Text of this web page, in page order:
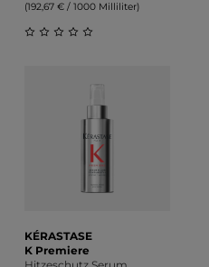
(192,67 € / 1000 Milliliter)
KÉRASTASE
K Premiere